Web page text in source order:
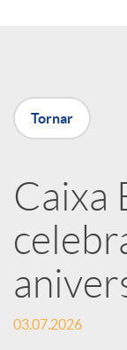
a
a
r
x
Tornar
Caixa
03.07.2026